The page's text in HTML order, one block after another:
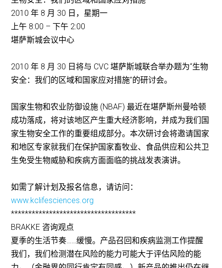
2010 年 8 月 30 日，星期一
上午 8:00 – 下午 2:00
堪萨斯城会议中心
2010 年 8 月 30 日将与 CVC 堪萨斯城联合举办题为“生物
安全：我们的区域和国家应对措施”的研讨会。
国家生物和农业防御设施 (NBAF) 最近在堪萨斯州曼哈顿
成功落成，将对该地区产生重大经济影响，并成为我们国
家生物安全工作的重要组成部分。本次研讨会将邀请国家
和地区专家就我们在保护国家畜牧业、食品供应和公共卫
生免受生物威胁和疾病方面面临的挑战发表演讲。
如需了解计划及报名信息，请访问：
www.kclifesciences.org
************************************
BRAKKE 咨询观点
夏季的生活节奏……缓慢。产品召回和疾病监测工作提醒
我们，我们检测潜在风险的能力可能大于评估风险的能